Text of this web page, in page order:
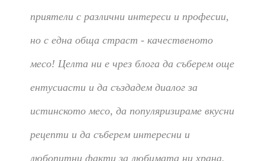
приятели с различни интереси и професии,
но с една обща страст - качественото
месо! Целта ни е чрез блога да съберем още
ентусиасти и да създадем диалог за
истинското месо, да популяризираме вкусни
рецепти и да съберем интересни и
любопитни факти за любимата ни храна.